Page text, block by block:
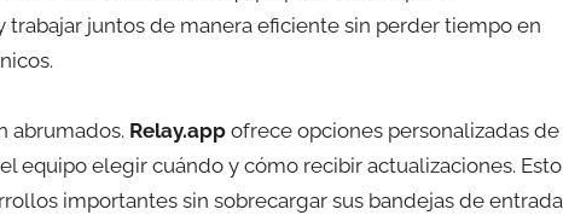
juntos de manera eficiente sin perder tiempo en
abrumados. Relay.app ofrece opciones personalizadas de
equipo elegir cuándo y cómo recibir actualizaciones. Esto
importantes sin sobrecargar sus bandejas de entrada